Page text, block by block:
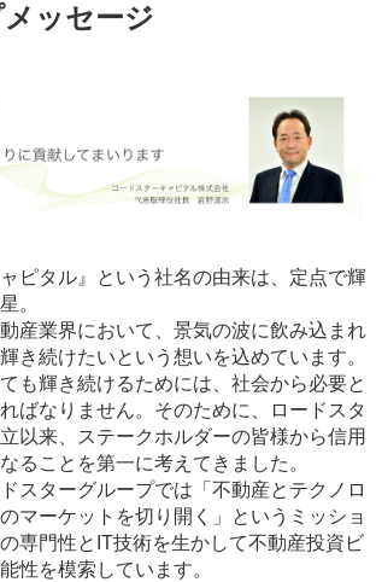
メッセージ
ャピタル』という社名の由来は、定点で輝
。
産業界において、景気の波に飲み込まれ
き続けたいという想いを込めています。
も輝き続けるためには、社会から必要と
ばなりません。そのために、ロードスタ
以来、ステークホルダーの皆様から信用
ることを第一に考えてきました。
スターグループでは「不動産とテクノロ
マーケットを切り開く」というミッショ
専門性とIT技術を生かして不動産投資ビ
性を模索しています。